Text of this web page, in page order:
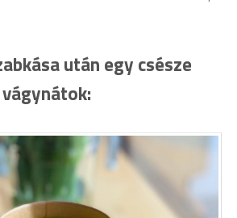
után egy csésze